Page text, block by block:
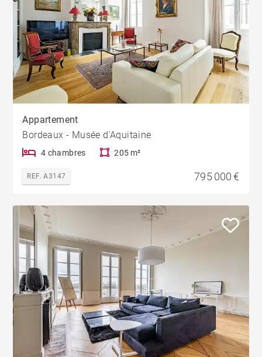
Appartement
Bordeaux - Musée d'Aquitaine
4 chambres 205 m²
REF. A3147 795 000 €